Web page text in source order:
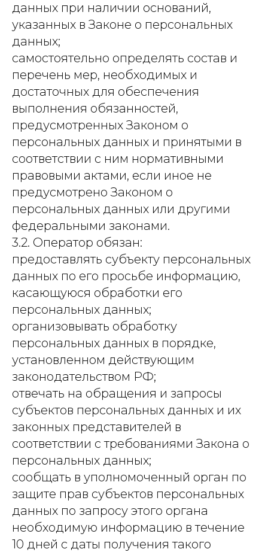
данных при наличии оснований,
указанных в Законе о персональных
данных;
самостоятельно определять состав и
перечень мер, необходимых и
достаточных для обеспечения
выполнения обязанностей,
предусмотренных Законом о
персональных данных и принятыми в
соответствии с ним нормативными
правовыми актами, если иное не
предусмотрено Законом о
персональных данных или другими
федеральными законами.
3.2. Оператор обязан:
предоставлять субъекту персональных
данных по его просьбе информацию,
касающуюся обработки его
персональных данных;
организовывать обработку
персональных данных в порядке,
установленном действующим
законодательством РФ;
отвечать на обращения и запросы
субъектов персональных данных и их
законных представителей в
соответствии с требованиями Закона о
персональных данных;
сообщать в уполномоченный орган по
защите прав субъектов персональных
данных по запросу этого органа
необходимую информацию в течение
10 дней с даты получения такого